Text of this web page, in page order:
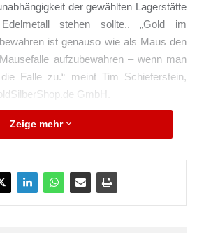
der gewählten Lagerstätte
stehen sollte.. „Gold im
ist genauso wie als Maus den
aufzubewahren – wenn man
Falle zu.“ meint Tim Schieferstein,
GmbH.
mit dem Käse und der Mausefalle
ein Bankschließfach
wie die verzweifelten Sparer, die ihre
Zeige mehr